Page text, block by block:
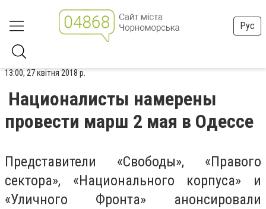
Рус
13:00, 27 квітня 2018 р.
Националисты намерены
провести марш 2 мая в Одессе
Представители «Свободы», «Правого
сектора», «Национального корпуса» и
«Уличного Фронта» анонсировали